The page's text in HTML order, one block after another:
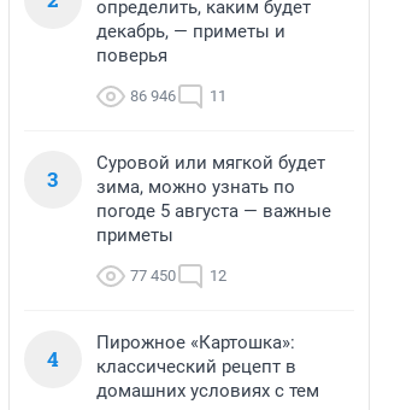
определить, каким будет
декабрь, — приметы и
поверья
86 946 11
3
Суровой или мягкой будет
зима, можно узнать по
погоде 5 августа — важные
приметы
77 450 12
4
Пирожное «Картошка»:
классический рецепт в
домашних условиях с тем